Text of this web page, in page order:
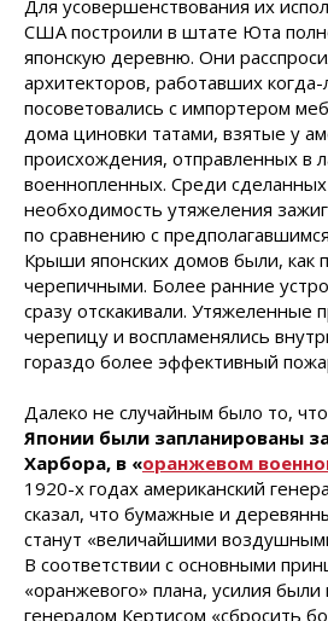
Для усовершенствования их
США построили в штате Юта
японскую деревню. Они
архитекторов, работавших
посоветовались с импортером
дома циновки татами, взятые у
происхождения, отправленных в
военнопленных. Среди
необходимость утяжеления
по сравнению с
Крыши японских домов были, как
черепичными. Более ранние
сразу отскакивали. Утяжеленные
черепицу и воспламенялись
гораздо более эффективный
Далеко не случайным было то, что
Японии были запланированы
Харбора, в «оранжевом
1920-х годах американский
сказал, что бумажные и
станут «величайшими
В соответствии с основными
«оранжевого» плана, усилия были
генералом Кертисом «сбросить